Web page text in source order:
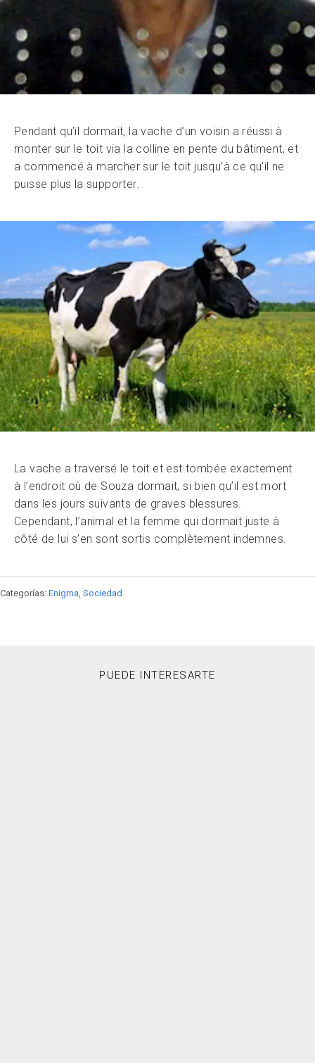
Pendant qu’il dormait, la vache d’un voisin a réussi à
monter sur le toit via la colline en pente du bâtiment, et
a commencé à marcher sur le toit jusqu’à ce qu’il ne
puisse plus la supporter.
La vache a traversé le toit et est tombée exactement
à l’endroit où de Souza dormait, si bien qu’il est mort
dans les jours suivants de graves blessures.
Cependant, l’animal et la femme qui dormait juste à
côté de lui s’en sont sortis complètement indemnes.
Categorías: Enigma, Sociedad
PUEDE INTERESARTE